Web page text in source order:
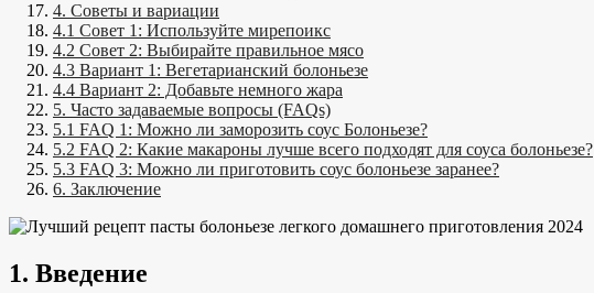
4. Советы и вариации
4.1 Совет 1: Используйте мирепоикс
4.2 Совет 2: Выбирайте правильное мясо
4.3 Вариант 1: Вегетарианский болоньезе
4.4 Вариант 2: Добавьте немного жара
5. Часто задаваемые вопросы (FAQs)
5.1 FAQ 1: Можно ли заморозить соус Болоньезе?
5.2 FAQ 2: Какие макароны лучше всего подходят для соуса болоньезе?
5.3 FAQ 3: Можно ли приготовить соус болоньезе заранее?
6. Заключение
1. Введение